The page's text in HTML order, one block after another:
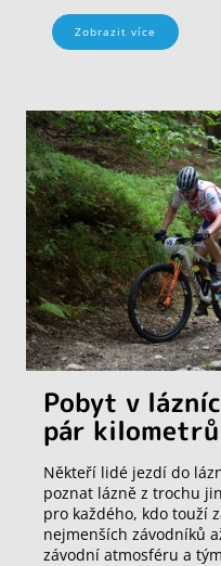
Zobrazit více
Pobyt v
pár
Někteří lidé jezdí do
poznat lázně z trochu
pro každého, kdo touží
nejmenších závodníků
závodní atmosféru a